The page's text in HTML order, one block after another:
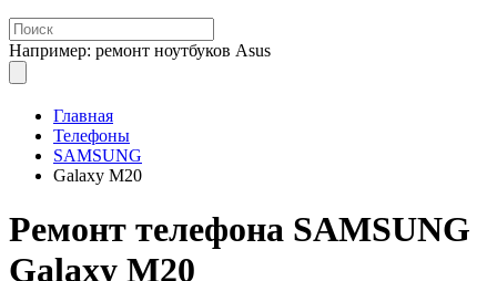
Например: ремонт ноутбуков Asus
Главная
Телефоны
SAMSUNG
Galaxy M20
Ремонт телефона SAMSUNG
Galaxy M20